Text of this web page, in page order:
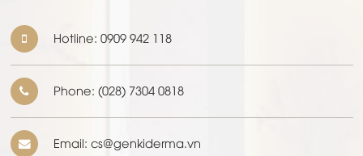
Hotline: 0909 942 118
Phone: (028) 7304 0818
Email: cs@genkiderma.vn